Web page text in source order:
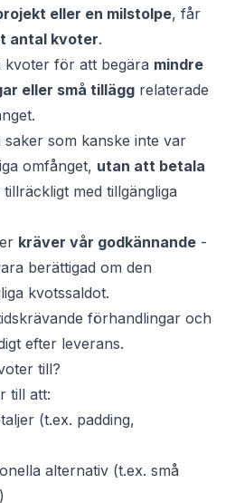
eller en milstolpe, får
antal kvoter.
kvoter för att begära mindre
eller små tillägg relaterade
som kanske inte var
omfånget, utan att betala
med tillgängliga
kräver vår godkännande -
berättigad om den
kvotssaldot.
förhandlingar och
efter leverans.
till?
till att:
(t.ex. padding,
alternativ (t.ex. små